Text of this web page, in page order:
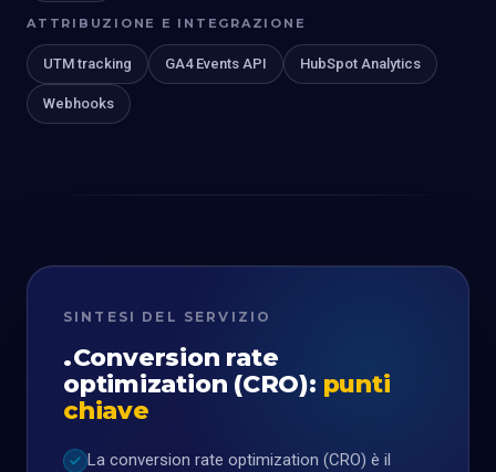
ATTRIBUZIONE E INTEGRAZIONE
UTM tracking GA4 Events API HubSpot Analytics
Webhooks
SINTESI DEL SERVIZIO
Conversion rate
optimization (CRO): punti
chiave
La conversion rate optimization (CRO) è il